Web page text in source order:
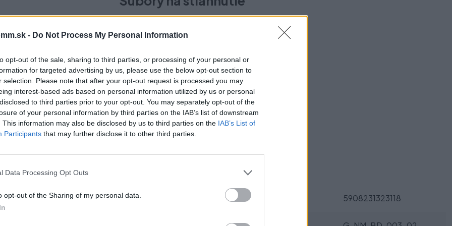
- Do Not Process My Personal Information
opt-out of the sale, sharing to third parties, or processing of your personal or
for targeted advertising by us, please use the below opt-out section to
selection. Please note that after your opt-out request is processed you may
interest-based ads based on personal information utilized by us or personal
to third parties prior to your opt-out. You may separately opt-out of the
of your personal information by third parties on the IAB’s list of downstream
This information may also be disclosed by us to third parties on the IAB’s List of
Participants that may further disclose it to other third parties.
Data Processing Opt Outs
opt-out of the Sharing of my personal data.
Karta_produktowa_CS-SK-HU-
si vybrať tento produkt?
Vyrobené z ocele, dostupné v dvoch farebných
pred poškriabaním. Vďaka 10 mm nastaveniu
Parametre
5908231323118